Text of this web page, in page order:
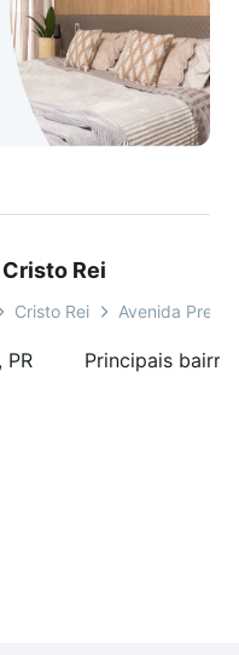
Rei
Cristo Rei Avenida
PR Principais